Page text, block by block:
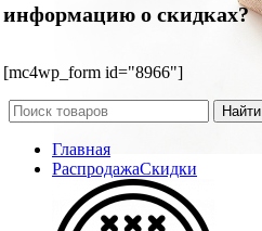
информацию о скидках?
[mc4wp_form id="8966"]
Найти
Главная
РаспродажаСкидки